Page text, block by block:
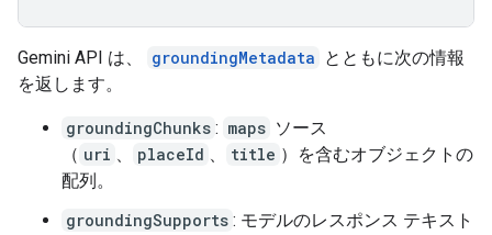
Gemini API は、 groundingMetadata とともに次の情報
を返します。
groundingChunks : maps ソース
（ uri 、 placeId 、 title ）を含むオブジェクトの
配列。
groundingSupports : モデルのレスポンス テキスト